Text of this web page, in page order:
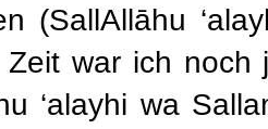
(SallAllāhu
war ich noch
‘alayhi wa